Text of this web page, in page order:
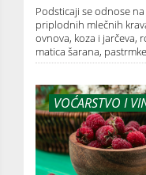
Podsticaji se odnose
priplodnih mlečnih
ovnova, koza i jarčeva,
matica šarana,
VOĆARSTVO I